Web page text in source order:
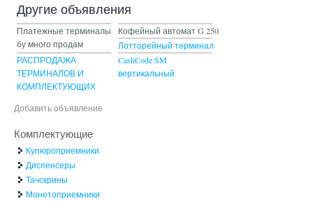
Другие объявления
Платежные терминалы
бу много продам
Кофейный автомат G 250
Лотторейный терминал
РАСПРОДАЖА
ТЕРМИНАЛОВ И
КОМПЛЕКТУЮЩИХ
CashCode SM
вертикальный
Добавить объявление
Комплектующие
Купюроприемники
Диспенсеры
Тачскрины
Монетоприемники